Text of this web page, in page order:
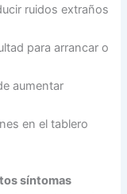
ruidos extraños
para arrancar o
aumentar
en el tablero
síntomas